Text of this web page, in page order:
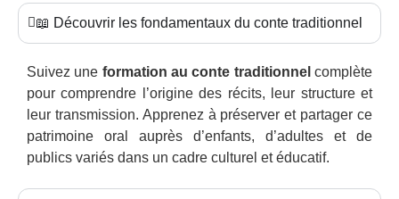
📖 Découvrir les fondamentaux du conte traditionnel
Suivez une formation au conte traditionnel complète
pour comprendre l’origine des récits, leur structure et
leur transmission. Apprenez à préserver et partager ce
patrimoine oral auprès d’enfants, d’adultes et de
publics variés dans un cadre culturel et éducatif.